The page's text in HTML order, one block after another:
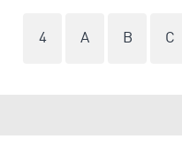
4 A B C